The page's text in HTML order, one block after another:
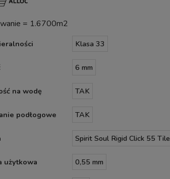
= 1.6700m2
Klasa 33
6 mm
na wodę TAK
podłogowe TAK
Spirit Soul Rigid Click 55 Tile
użytkowa 0,55 mm